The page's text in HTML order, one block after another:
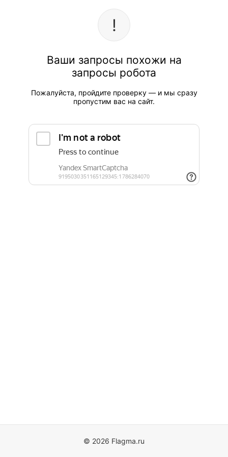
Ваши запросы похожи на
запросы робота
Пожалуйста, пройдите проверку — и мы сразу
пропустим вас на сайт.
© 2026 Flagma.ru